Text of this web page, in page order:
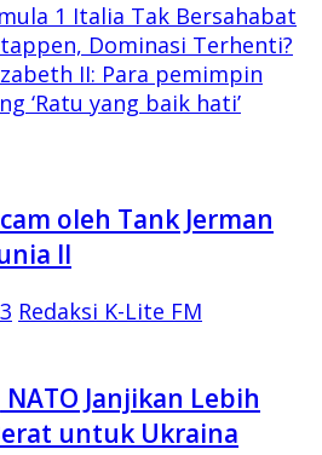
1 Italia Tak Bersahabat
Dominasi Terhenti?
II: Para pemimpin
‘Ratu yang baik hati’
oleh Tank Jerman
II
Redaksi K-Lite FM
Janjikan Lebih
untuk Ukraina